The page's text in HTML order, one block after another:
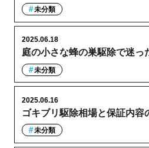
未分類
庭の小さな蜂の巣駆除で迷っ
2025.06.18
未分類
ゴキブリ駆除相場と保証内容
2025.06.16
未分類